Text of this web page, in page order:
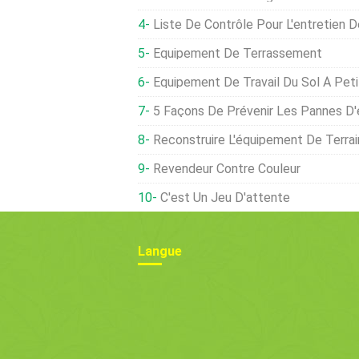
Liste De Contrôle Pour L'entretien
Équipement De Terrassement
Équipement De Travail Du Sol À
5 Façons De Prévenir Les Pannes
Reconstruire L'équipement De
Revendeur Contre Couleur
C'est Un Jeu D'attente
Langue